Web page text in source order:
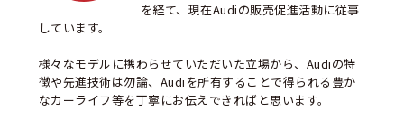
を経て、現在Audiの販売促進活動に従事
しています。
様々なモデルに携わらせていただいた立場から、Audiの特
徴や先進技術は勿論、Audiを所有することで得られる豊か
なカーライフ等を丁寧にお伝えできればと思います。